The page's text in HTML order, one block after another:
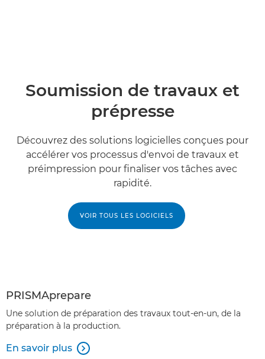
Soumission de travaux et
prépresse
Découvrez des solutions logicielles conçues pour
accélérer vos processus d'envoi de travaux et
préimpression pour finaliser vos tâches avec
rapidité.
VOIR TOUS LES LOGICIELS
PRISMAprepare
Une solution de préparation des travaux tout-en-un, de la
préparation à la production.
En savoir plus 